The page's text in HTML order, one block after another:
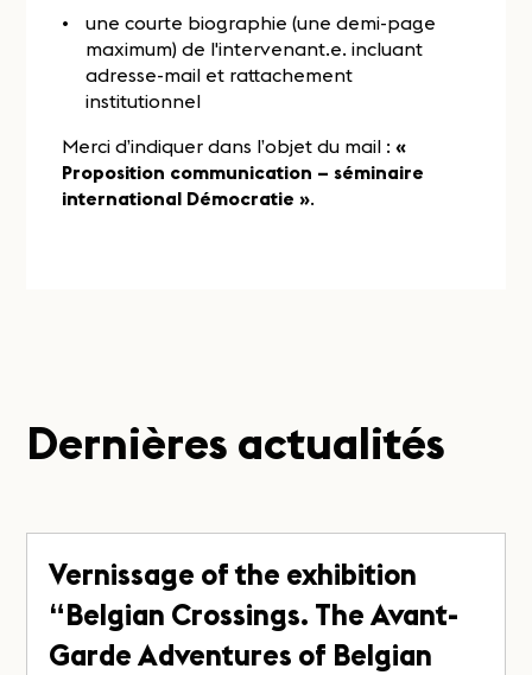
une courte biographie (une demi-page
maximum) de l'intervenant.e. incluant
adresse-mail et rattachement
institutionnel
Merci d’indiquer dans l’objet du mail :«
Proposition communication – séminaire
international Démocratie ».
Dernières actualités
Vernissage of the exhibition
“Belgian Crossings. The Avant-
Garde Adventures of Belgian